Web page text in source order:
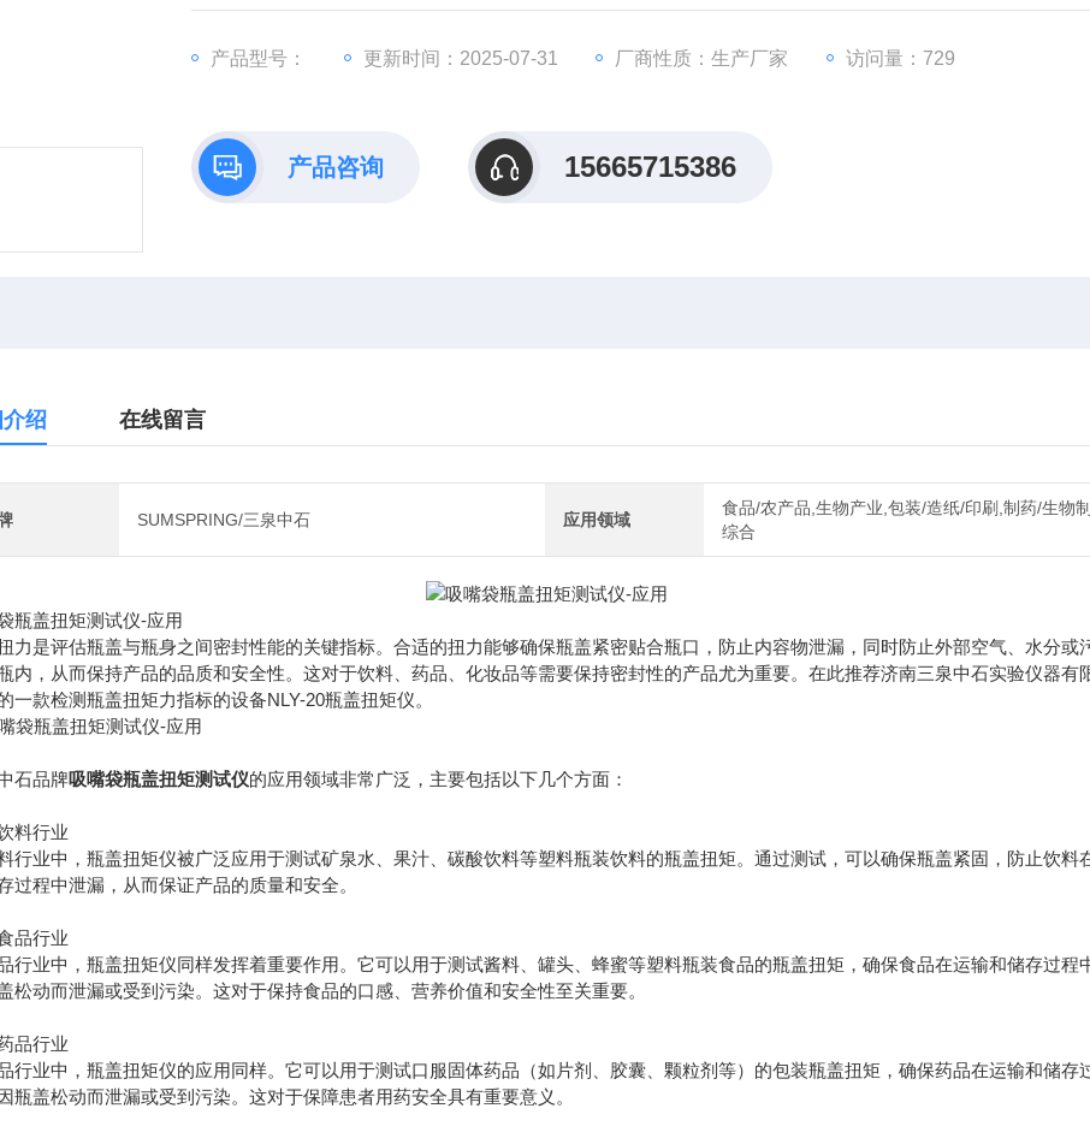
产品型号： 更新时间：2025-07-31 厂商性质：生产厂家 访问量：729
产品咨询 15665715386
绍 在线留言
SUMSPRING/三泉中石 应用领域
食品/农产品,生物产业,包装/造纸/印刷,制药/生物
综合
瓶盖扭矩测试仪-应用
力是评估瓶盖与瓶身之间密封性能的关键指标。合适的扭力能够确保瓶盖紧密贴合瓶口，防止内容物泄漏，同时防止外部空气、水分或
内，从而保持产品的品质和安全性。这对于饮料、药品、化妆品等需要保持密封性的产品尤为重要。在此推荐济南三泉中石实验仪器有
一款检测瓶盖扭矩力指标的设备NLY-20瓶盖扭矩仪。
石品牌吸嘴袋瓶盖扭矩测试仪的应用领域非常广泛，主要包括以下几个方面：
料行业
行业中，瓶盖扭矩仪被广泛应用于测试矿泉水、果汁、碳酸饮料等塑料瓶装饮料的瓶盖扭矩。通过测试，可以确保瓶盖紧固，防止饮料
过程中泄漏，从而保证产品的质量和安全。
品行业
行业中，瓶盖扭矩仪同样发挥着重要作用。它可以用于测试酱料、罐头、蜂蜜等塑料瓶装食品的瓶盖扭矩，确保食品在运输和储存过程
松动而泄漏或受到污染。这对于保持食品的口感、营养价值和安全性至关重要。
品行业
行业中，瓶盖扭矩仪的应用同样。它可以用于测试口服固体药品（如片剂、胶囊、颗粒剂等）的包装瓶盖扭矩，确保药品在运输和储存
瓶盖松动而泄漏或受到污染。这对于保障患者用药安全具有重要意义。